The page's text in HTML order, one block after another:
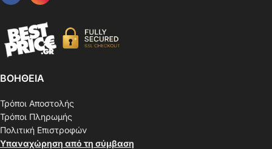
ΒΟΗΘΕΙΑ
Τρόποι Αποστολής
Τρόποι Πληρωμής
Πολιτική Επιστροφών
Υπαναχώρηση από τη σύμβαση